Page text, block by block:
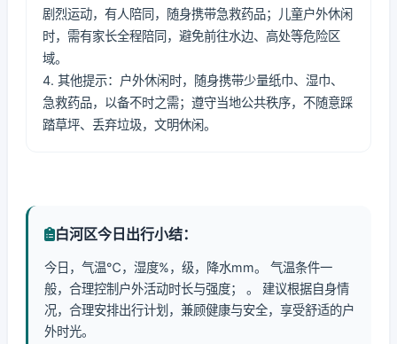
剧烈运动，有人陪同，随身携带急救药品；儿童户外休闲
时，需有家长全程陪同，避免前往水边、高处等危险区
域。
4. 其他提示：户外休闲时，随身携带少量纸巾、湿巾、
急救药品，以备不时之需；遵守当地公共秩序，不随意踩
踏草坪、丢弃垃圾，文明休闲。
白河区今日出行小结：
今日，气温℃，湿度%，级，降水mm。 气温条件一
般，合理控制户外活动时长与强度； 。 建议根据自身情
况，合理安排出行计划，兼顾健康与安全，享受舒适的户
外时光。